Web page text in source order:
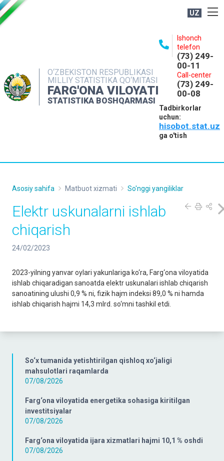
UZ
O‘ZBEKISTON RESPUBLIKASI
MILLIY STATISTIKA QO‘MITASI
FARG'ONA VILOYATI
STATISTIKA BOSHQARMASI
Ishonch
telefon
(73) 249-
00-11
Call-center
(73) 249-
00-08
Tadbirkorlar
uchun:
hisobot.stat.uz
ga o'tish
NASHRLAR
INTERAKTIV XIZMATLAR
MATBUOT XIZMATI
So‘x tumanida yetishtirilgan qishloq xo‘jaligi
mahsulotlari raqamlarda
07/08/2026
Farg‘ona viloyatida energetika sohasiga kiritilgan
investitsiyalar
07/08/2026
Farg‘ona viloyatida ijara xizmatlari hajmi 10,1 % oshdi
07/08/2026
Asosiy sahifa Matbuot xizmati So'nggi yangiliklar
Elektr uskunalarni ishlab
chiqarish
24/02/2023
2023-yilning yanvar oylari yakunlariga ko‘ra, Farg‘ona viloyatida
ishlab chiqaradigan sanoatda elektr uskunalari ishlab chiqarish
sanoatining ulushi 0,9 % ni, fizik hajm indeksi 89,0 % ni hamda
ishlab chiqarish hajmi 14,3 mlrd. so‘mni tashkil etdi.